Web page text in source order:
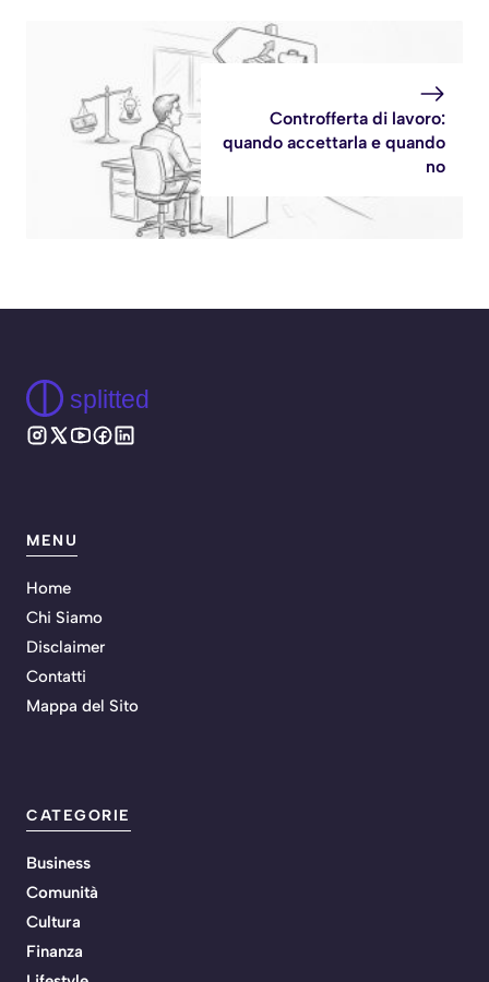
Controfferta di lavoro:
quando accettarla e quando
no
splitted
MENU
Home
Chi Siamo
Disclaimer
Contatti
Mappa del Sito
CATEGORIE
Business
Comunità
Cultura
Finanza